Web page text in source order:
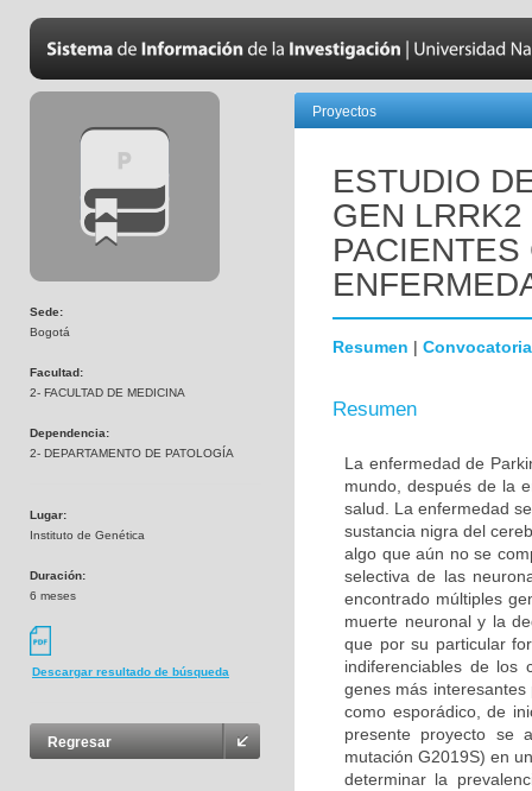
Sede:
Bogotá
Facultad:
2- FACULTAD DE MEDICINA
Dependencia:
2- DEPARTAMENTO DE PATOLOGÍA
Lugar:
Instituto de Genética
Duración:
6 meses
Descargar resultado de búsqueda
Regresar
Proyectos
ESTUDIO
GEN LRRK2
Resumen | Convocatoria
Resumen
La enfermedad de
mundo, después de la
salud. La enfermedad
sustancia nigra del
algo que aún no se
selectiva de las
encontrado múltiples
muerte neuronal y la
que por su particular
indiferenciables de los
genes más
como esporádico, de
presente proyecto se
mutación G2019S) en
determinar la